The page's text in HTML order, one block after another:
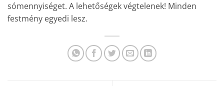
sómennyiséget. A lehetőségek végtelenek! Minden
festmény egyedi lesz.